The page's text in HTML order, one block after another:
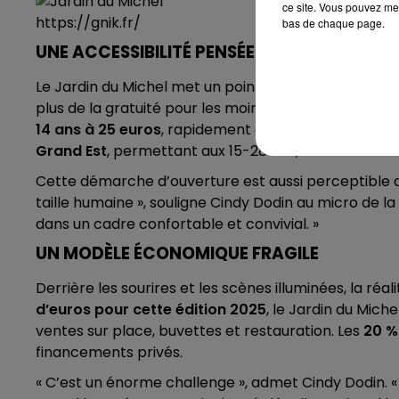
https://gnik.fr/
UNE ACCESSIBILITÉ PENSÉE POUR TOUS
Le Jardin du Michel met un point d’honneur à rester
plus de la gratuité pour les moins de 10 ans, le
14 ans à 25 euros, rapidement épuisé. Il participe
Grand Est, permettant aux 15-28 ans, notamment
Cette démarche d’ouverture est aussi perceptible
taille humaine », souligne Cindy Dodin au micro de
dans un cadre confortable et convivial. »
UN MODÈLE ÉCONOMIQUE FRAGILE
Derrière les sourires et les scènes illuminées, la
d’euros pour cette édition 2025, le Jardin du
ventes sur place, buvettes et restauration. Les 20
financements privés.
« C’est un énorme challenge », admet Cindy
ce site. Vous pouvez
bas de chaque page.